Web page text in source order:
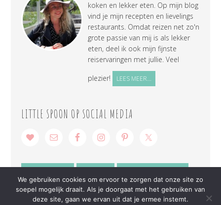
koken en lekker eten. Op mijn blog
vind je mijn recepten en lievelings
restaurants. Omdat reizen net zo'n
grote passie van mij is als lekker
eten, deel ik ook mijn fijnste
reiservaringen met jullie. Veel
plezier!
LEES MEER...
LITTLE SPOON OP SOCIAL MEDIA
We gebruiken cookies om ervoor te zorgen dat onze site zo
soepel mogelijk draait. Als je doorgaat met het gebruiken van
deze site, gaan we ervan uit dat je ermee instemt.